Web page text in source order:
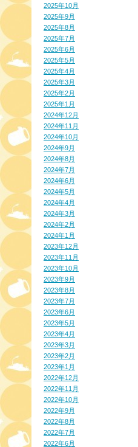
2025年10月
2025年9月
2025年8月
2025年7月
2025年6月
2025年5月
2025年4月
2025年3月
2025年2月
2025年1月
2024年12月
2024年11月
2024年10月
2024年9月
2024年8月
2024年7月
2024年6月
2024年5月
2024年4月
2024年3月
2024年2月
2024年1月
2023年12月
2023年11月
2023年10月
2023年9月
2023年8月
2023年7月
2023年6月
2023年5月
2023年4月
2023年3月
2023年2月
2023年1月
2022年12月
2022年11月
2022年10月
2022年9月
2022年8月
2022年7月
2022年6月